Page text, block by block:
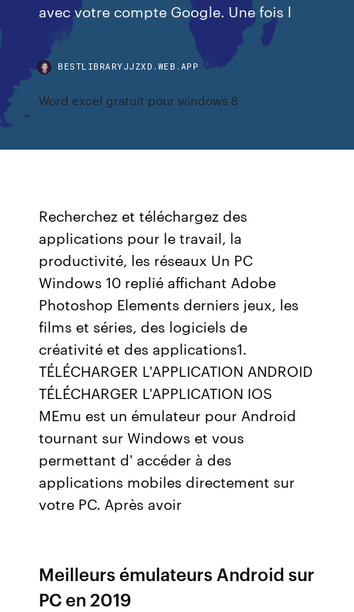
avec votre compte Google. Une fois l
BESTLIBRARYJJZXD.WEB.APP
Word excel gratuit pour windows 8
Recherchez et téléchargez des
applications pour le travail, la
productivité, les réseaux Un PC
Windows 10 replié affichant Adobe
Photoshop Elements derniers jeux, les
films et séries, des logiciels de
créativité et des applications1.
TÉLÉCHARGER L'APPLICATION ANDROID
TÉLÉCHARGER L'APPLICATION IOS
MEmu est un émulateur pour Android
tournant sur Windows et vous
permettant d' accéder à des
applications mobiles directement sur
votre PC. Après avoir
Meilleurs émulateurs Android sur
PC en 2019